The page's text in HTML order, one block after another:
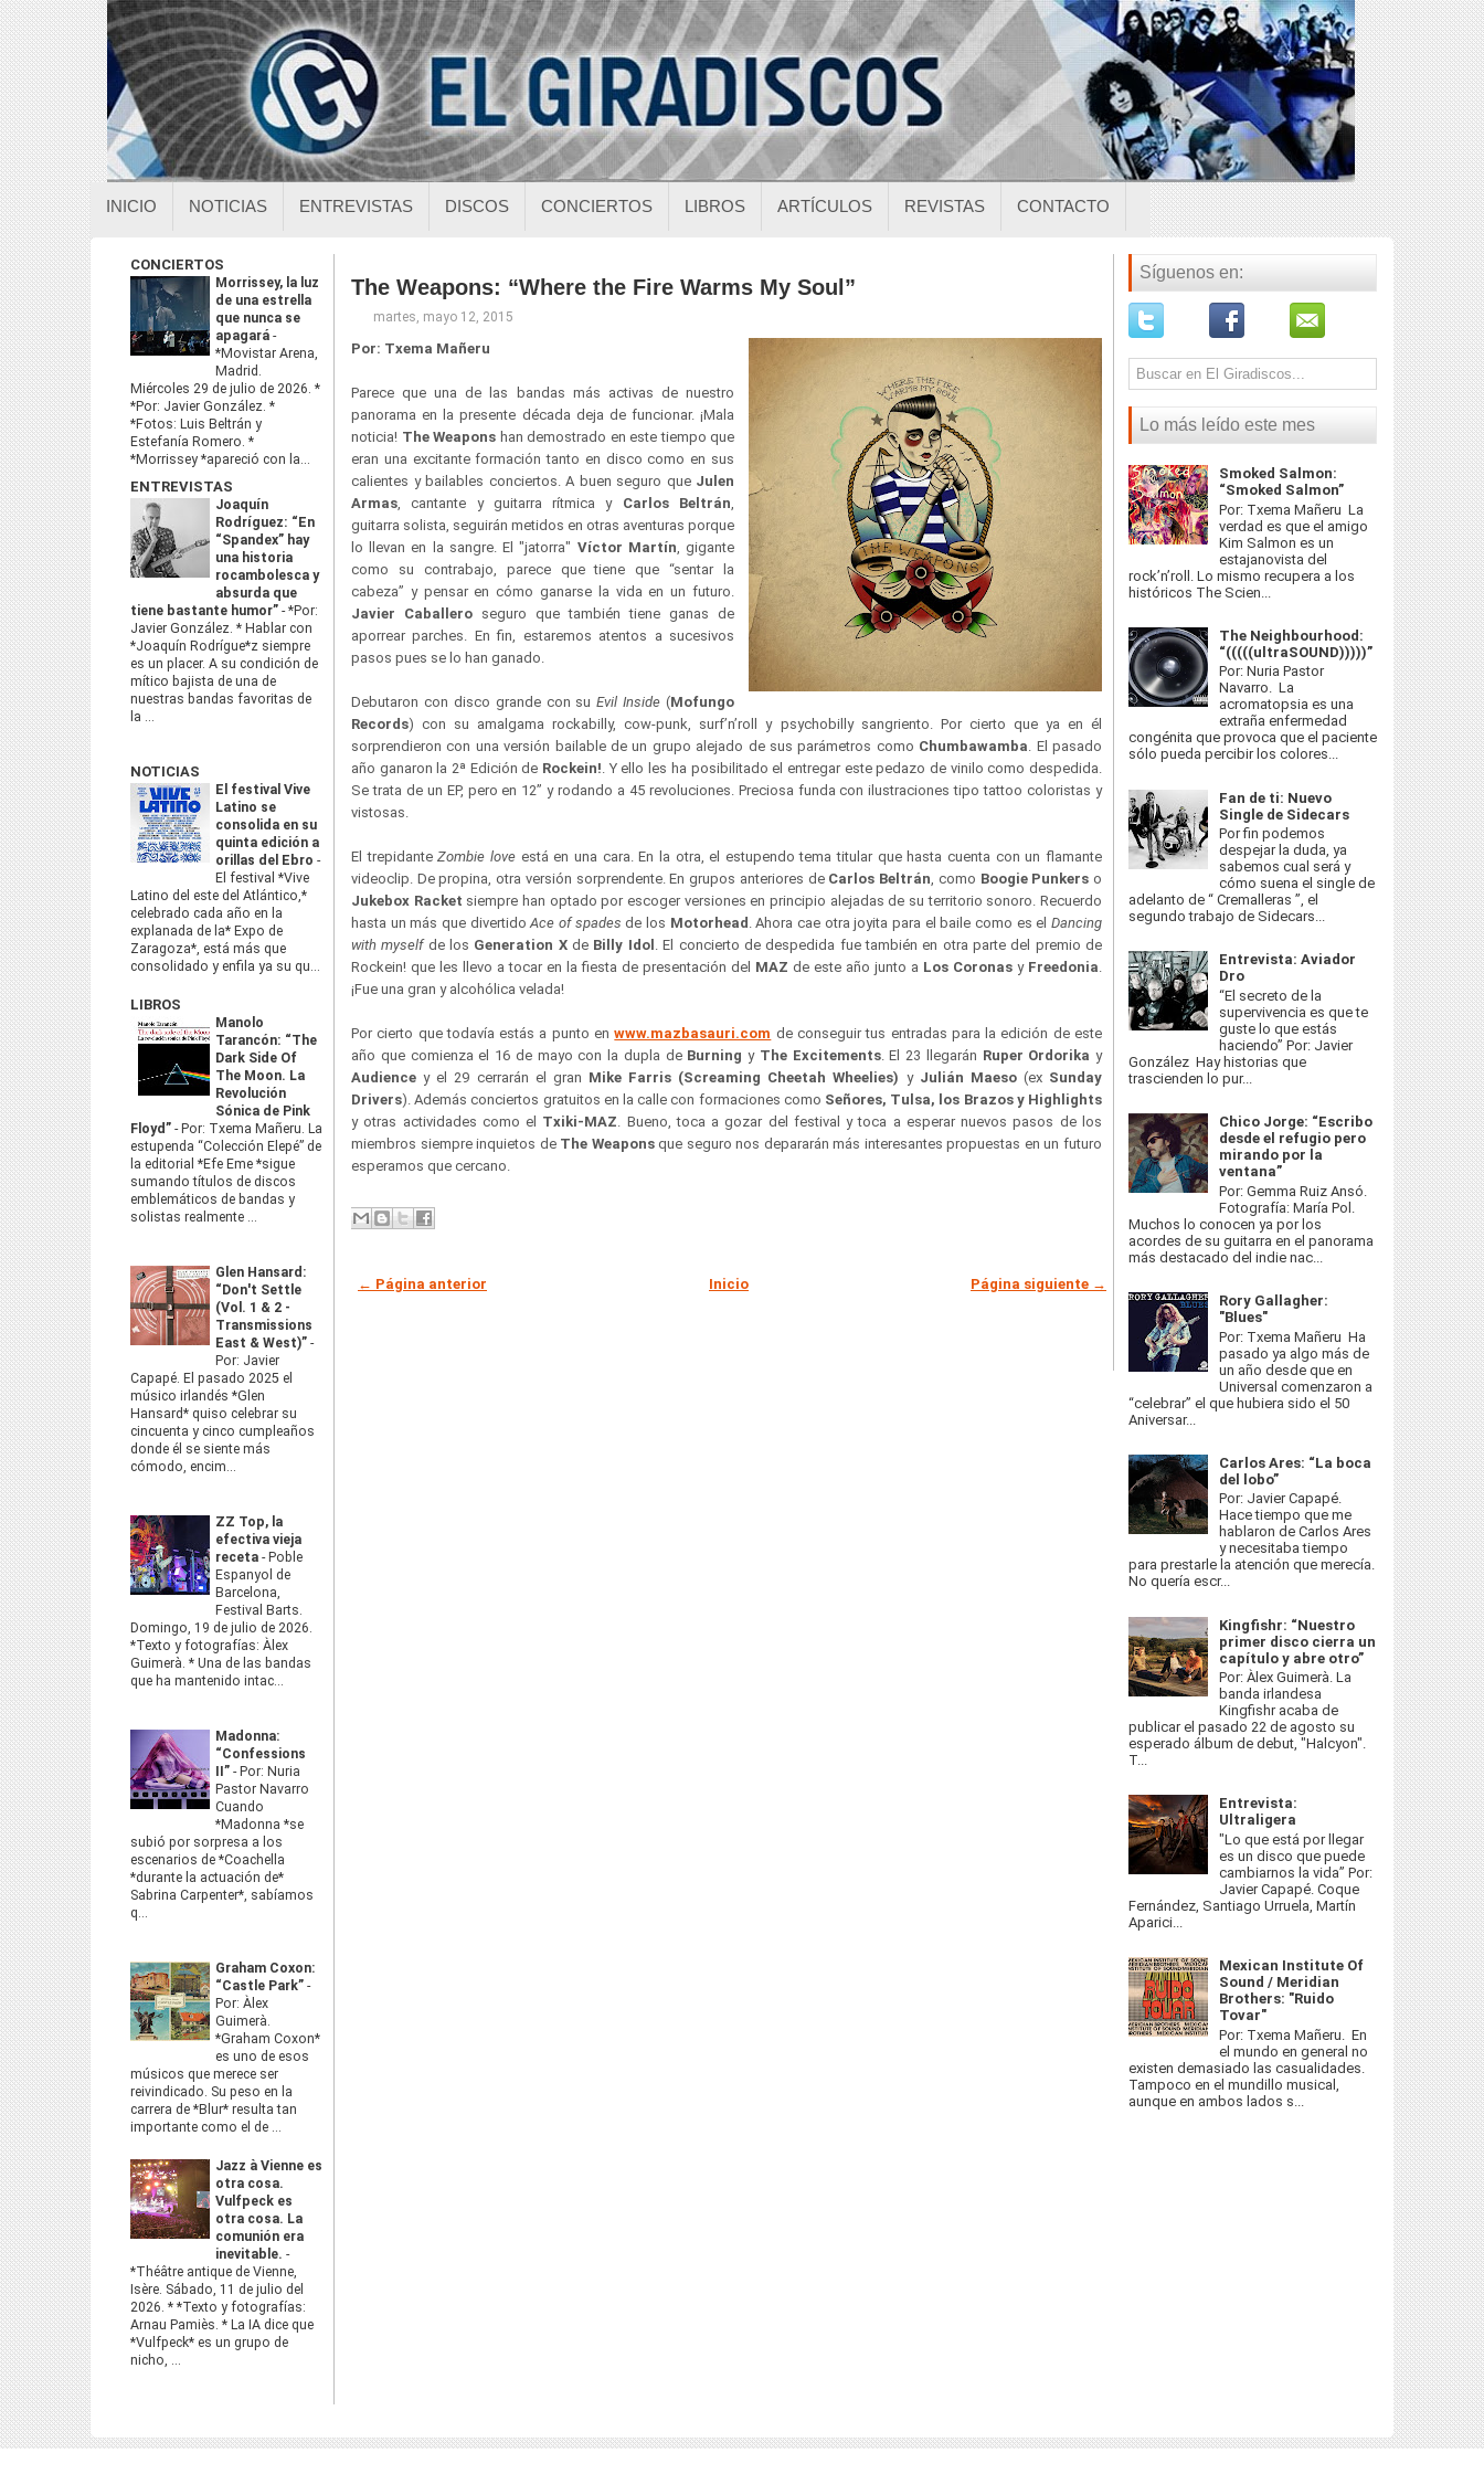
INICIO NOTICIAS ENTREVISTAS DISCOS CONCIERTOS LIBROS ARTÍCULOS REVISTAS CONTACTO
CONCIERTOS
Morrissey, la luz
de una estrella
que nunca se
apagará -
*Movistar Arena,
Madrid.
Miércoles 29 de julio de 2026. *
*Por: Javier González. *
*Fotos: Luis Beltrán y
Estefanía Romero. *
*Morrissey *apareció con la...
ENTREVISTAS
Joaquín
Rodríguez: “En
“Spandex” hay
una historia
rocambolesca y
absurda que
tiene bastante humor” -*Por:
Javier González. * Hablar con
*Joaquín Rodrígue*z siempre
es un placer. A su condición de
mítico bajista de una de
nuestras bandas favoritas de
la ...
NOTICIAS
El festival Vive
Latino se
consolida en su
quinta edición a
orillas del Ebro -
El festival *Vive
Latino del este del Atlántico,*
celebrado cada año en la
explanada de la* Expo de
Zaragoza*, está más que
consolidado y enfila ya su qu...
LIBROS
Manolo
Tarancón: “The
Dark Side Of
The Moon. La
Revolución
Sónica de Pink
Floyd” - Por: Txema Mañeru. La
estupenda “Colección Elepé” de
la editorial *Efe Eme *sigue
sumando títulos de discos
emblemáticos de bandas y
solistas realmente ...
Glen Hansard:
“Don't Settle
(Vol. 1 & 2 -
Transmissions
East & West)” -
Por: Javier
Capapé. El pasado 2025 el
músico irlandés *Glen
Hansard* quiso celebrar su
cincuenta y cinco cumpleaños
donde él se siente más
cómodo, encim...
ZZ Top, la
efectiva vieja
receta - Poble
Espanyol de
Barcelona,
Festival Barts.
Domingo, 19 de julio de 2026.
*Texto y fotografías: Àlex
Guimerà. * Una de las bandas
que ha mantenido intac...
Madonna:
“Confessions
II” - Por: Nuria
Pastor Navarro
Cuando
*Madonna *se
subió por sorpresa a los
escenarios de *Coachella
*durante la actuación de*
Sabrina Carpenter*, sabíamos
q...
Graham Coxon:
“Castle Park” -
Por: Àlex
Guimerà.
*Graham Coxon*
es uno de esos
músicos que merece ser
reivindicado. Su peso en la
carrera de *Blur* resulta tan
importante como el de ...
Jazz à Vienne es
otra cosa.
Vulfpeck es
otra cosa. La
comunión era
inevitable. -
*Théâtre antique de Vienne,
Isère. Sábado, 11 de julio del
2026. * *Texto y fotografías:
Arnau Pamiès. * La IA dice que
*Vulfpeck* es un grupo de
nicho, ...
The Weapons: “Where the Fire Warms My Soul”
martes, mayo 12, 2015
Por: Txema Mañeru
Parece que una de las bandas más activas de nuestro
panorama en la presente década deja de funcionar. ¡Mala
noticia! The Weapons han demostrado en este tiempo que
eran una excitante formación tanto en disco como en sus
calientes y bailables conciertos. A buen seguro que Julen
Armas, cantante y guitarra rítmica y Carlos Beltrán,
guitarra solista, seguirán metidos en otras aventuras porque
lo llevan en la sangre. El "jatorra" Víctor Martín, gigante
como su contrabajo, parece que tiene que “sentar la
cabeza” y pensar en cómo ganarse la vida en un futuro.
Javier Caballero seguro que también tiene ganas de
aporrear parches. En fin, estaremos atentos a sucesivos
pasos pues se lo han ganado.
Debutaron con disco grande con suEvil Inside (Mofungo
Records) con su amalgama rockabilly, cow-punk, surf’n’roll y psychobilly sangriento. Por cierto que ya en él
sorprendieron con una versión bailable de un grupo alejado de sus parámetros como Chumbawamba. El pasado
año ganaron la 2ª Edición de Rockein!. Y ello les ha posibilitado el entregar este pedazo de vinilo como despedida.
Se trata de un EP, pero en 12” y rodando a 45 revoluciones. Preciosa funda con ilustraciones tipo tattoo coloristas y
vistosas.
El trepidanteZombie loveestá en una cara. En la otra, el estupendo tema titular que hasta cuenta con un flamante
videoclip. De propina, otra versión sorprendente. En grupos anteriores de Carlos Beltrán, como Boogie Punkers o
Jukebox Racket siempre han optado por escoger versiones en principio alejadas de su territorio sonoro. Recuerdo
hasta un más que divertidoAce of spades de los Motorhead . Ahora cae otra joyita para el baile como es elDancing
with myselfde los Generation Xde Billy Idol . El concierto de despedida fue también en otra parte del premio de
Rockein! que les llevo a tocar en la fiesta de presentación del MAZ de este año junto a Los Coronas y Freedonia.
¡Fue una gran y alcohólica velada!
Por cierto que todavía estás a punto enwww.mazbasauri.com de conseguir tus entradas para la edición de este
año que comienza el 16 de mayo con la dupla de Burning y The Excitements. El 23 llegarán Ruper Ordorika y
Audiencey el 29 cerrarán el gran Mike Farris (Screaming Cheetah Wheelies) y Julián Maeso(ex Sunday
Drivers). Además conciertos gratuitos en la calle con formaciones como Señores, Tulsa, los Brazos y Highlights
y otras actividades como el Txiki-MAZ. Bueno, toca a gozar del festival y toca a esperar nuevos pasos de los
miembros siempre inquietos de The Weaponsque seguro nos depararán más interesantes propuestas en un futuro
esperamos que cercano.
← Página anterior Página siguiente →
Inicio
Síguenos en:
Lo más leído este mes
Smoked Salmon:
“Smoked Salmon”
Por: Txema Mañeru La
verdad es que el amigo
Kim Salmon es un
estajanovista del
rock’n’roll. Lo mismo recupera a los
históricos The Scien...
The Neighbourhood:
“(((((ultraSOUND)))))”
Por: Nuria Pastor
Navarro. La
acromatopsia es una
extraña enfermedad
congénita que provoca que el paciente
sólo pueda percibir los colores...
Fan de ti: Nuevo
Single de Sidecars
Por fin podemos
despejar la duda, ya
sabemos cual será y
cómo suena el single de
adelanto de “ Cremalleras ”, el
segundo trabajo de Sidecars...
Entrevista: Aviador
Dro
“El secreto de la
supervivencia es que te
guste lo que estás
haciendo” Por: Javier
González Hay historias que
trascienden lo pur...
Chico Jorge: “Escribo
desde el refugio pero
mirando por la
ventana”
Por: Gemma Ruiz Ansó.
Fotografía: María Pol.
Muchos lo conocen ya por los
acordes de su guitarra en el panorama
más destacado del indie nac...
Rory Gallagher:
"Blues"
Por: Txema Mañeru Ha
pasado ya algo más de
un año desde que en
Universal comenzaron a
“celebrar” el que hubiera sido el 50
Aniversar...
Carlos Ares: “La boca
del lobo”
Por: Javier Capapé.
Hace tiempo que me
hablaron de Carlos Ares
y necesitaba tiempo
para prestarle la atención que merecía.
No quería escr...
Kingfishr: “Nuestro
primer disco cierra un
capítulo y abre otro”
Por: Àlex Guimerà. La
banda irlandesa
Kingfishr acaba de
publicar el pasado 22 de agosto su
esperado álbum de debut, "Halcyon".
T...
Entrevista:
Ultraligera
"Lo que está por llegar
es un disco que puede
cambiarnos la vida” Por:
Javier Capapé. Coque
Fernández, Santiago Urruela, Martín
Aparici...
Mexican Institute Of
Sound / Meridian
Brothers: "Ruido
Tovar"
Por: Txema Mañeru. En
el mundo en general no
existen demasiado las casualidades.
Tampoco en el mundillo musical,
aunque en ambos lados s...